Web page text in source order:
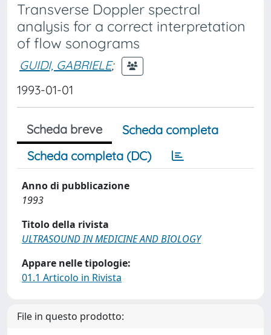
Transverse Doppler spectral
analysis for a correct interpretation
of flow sonograms
GUIDI, GABRIELE;
1993-01-01
Scheda breve
Scheda completa
Scheda completa (DC)
Anno di pubblicazione
1993
Titolo della rivista
ULTRASOUND IN MEDICINE AND BIOLOGY
Appare nelle tipologie:
01.1 Articolo in Rivista
File in questo prodotto: